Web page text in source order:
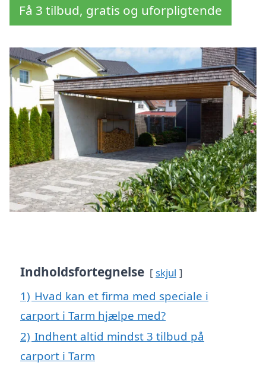
Få 3 tilbud, gratis og uforpligtende
Indholdsfortegnelse skjul
1) Hvad kan et firma med speciale i
carport i Tarm hjælpe med?
2) Indhent altid mindst 3 tilbud på
carport i Tarm